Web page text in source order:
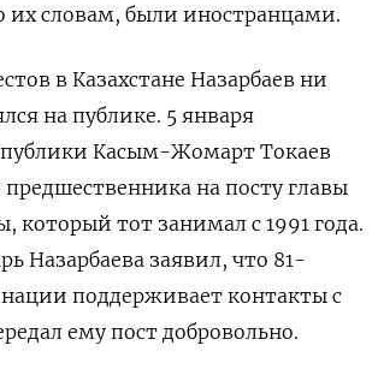
их словам, были иностранцами.
в Казахстане Назарбаев ни
на публике. 5 января
Касым-Жомарт Токаев
предшественника на посту главы
который тот занимал с 1991 года.
Назарбаева заявил, что 81-
поддерживает контакты с
ему пост добровольно.